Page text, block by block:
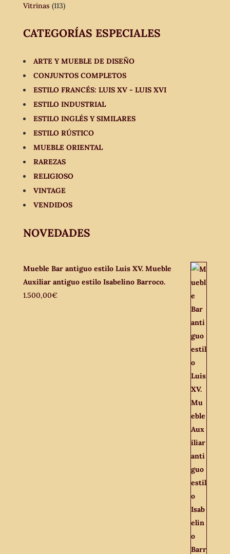
Vitrinas (113)
CATEGORÍAS ESPECIALES
ARTE Y MUEBLE DE DISEÑO
CONJUNTOS COMPLETOS
ESTILO FRANCÉS: LUIS XV - LUIS XVI
ESTILO INDUSTRIAL
ESTILO INGLÉS Y SIMILARES
ESTILO RÚSTICO
MUEBLE ORIENTAL
RAREZAS
RELIGIOSO
VINTAGE
VENDIDOS
NOVEDADES
Mueble Bar antiguo estilo Luis XV. Mueble
Auxiliar antiguo estilo Isabelino Barroco.
1.500,00€